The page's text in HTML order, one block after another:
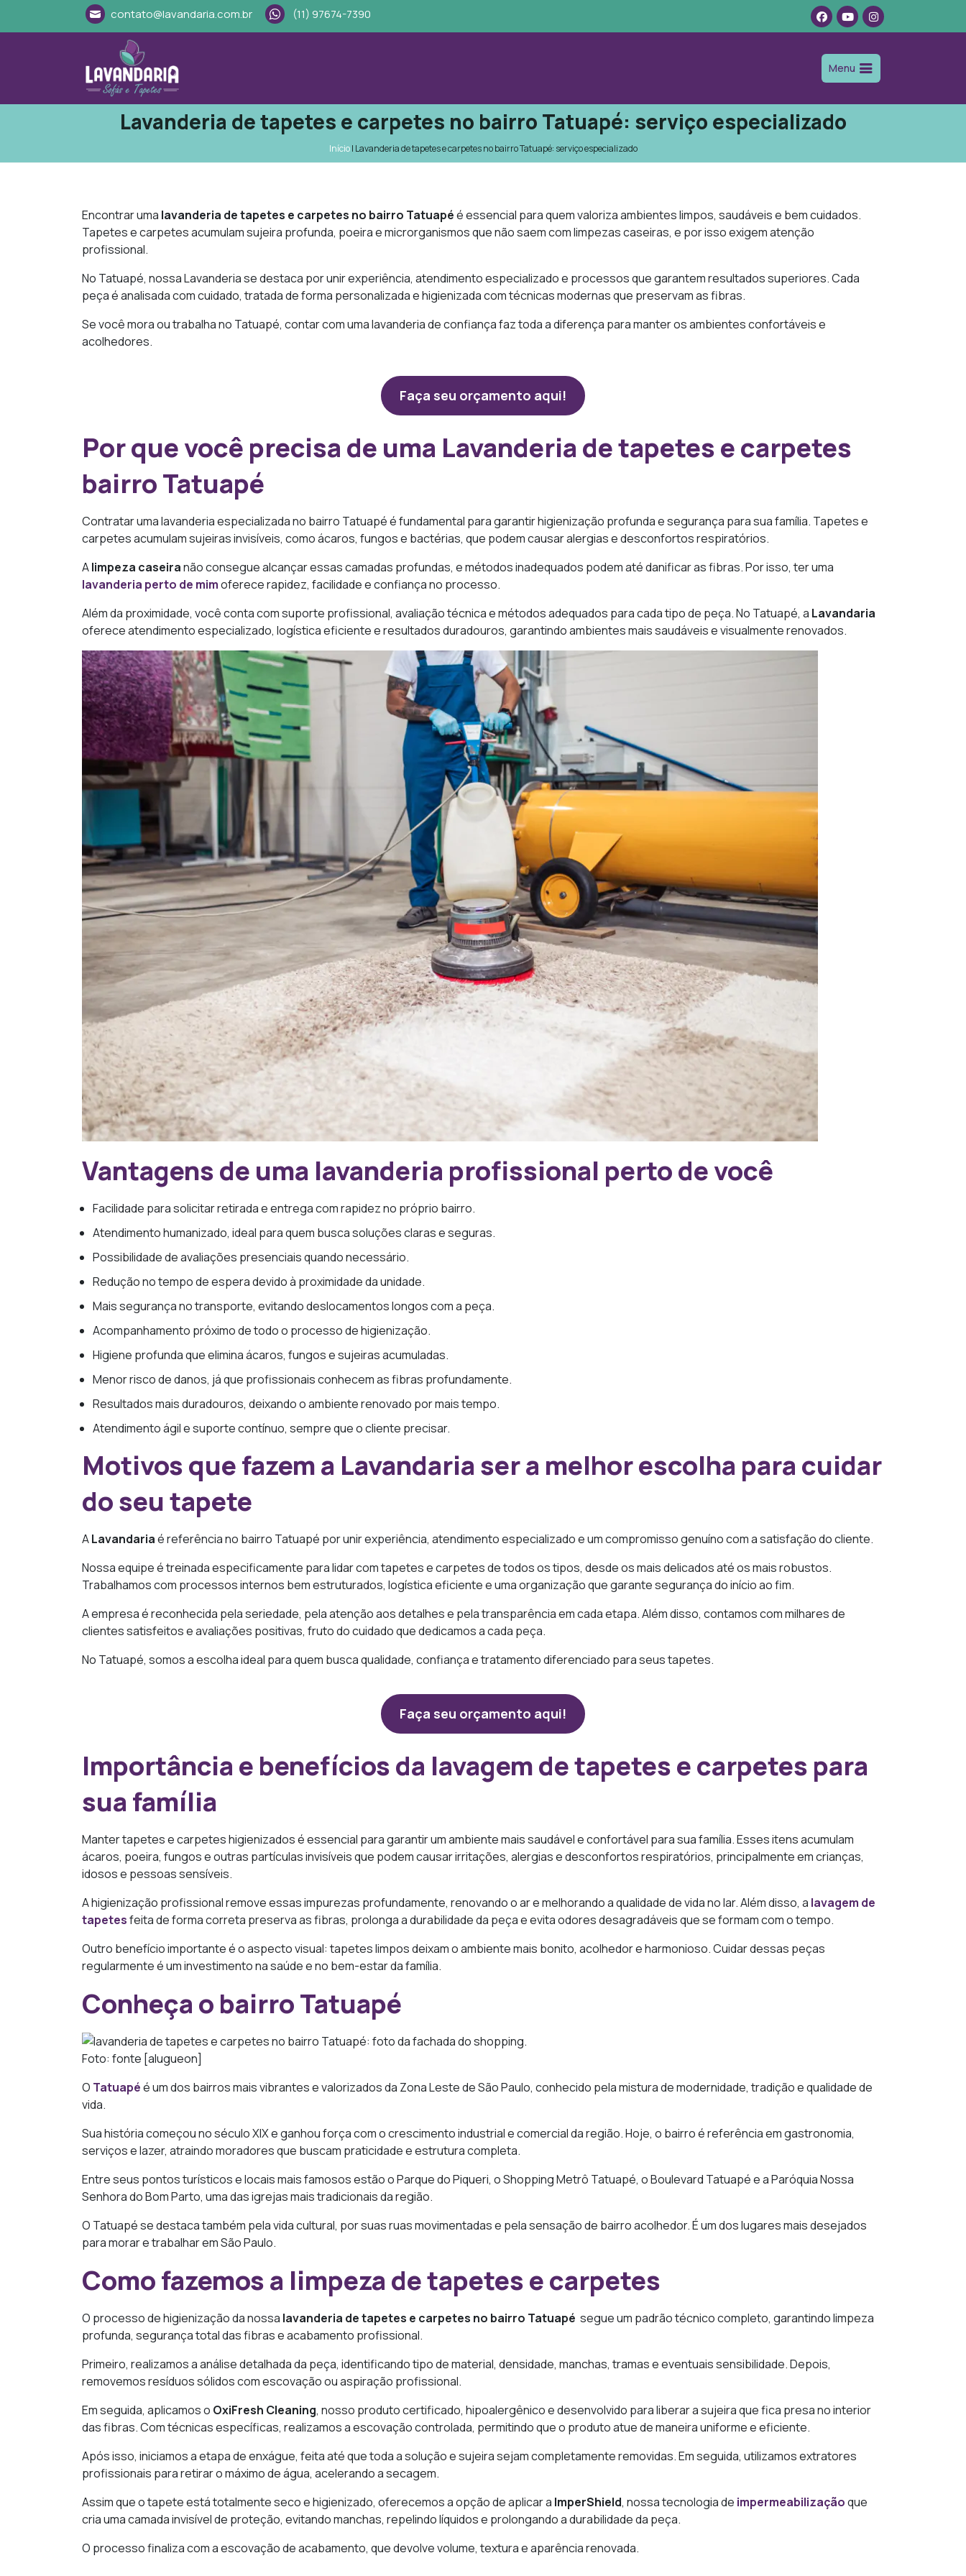
contato@lavandaria.com.br (11) 97674-7390
Menu
Lavanderia de tapetes e carpetes no bairro Tatuapé: serviço especializado
Início| Lavanderia de tapetes e carpetes no bairro Tatuapé: serviço especializado
Encontrar uma lavanderia de tapetes e carpetes no bairro Tatuapéé essencial para quem valoriza ambientes limpos, saudáveis e bem cuidados.
Tapetes e carpetes acumulam sujeira profunda, poeira e microrganismos que não saem com limpezas caseiras, e por isso exigem atenção
profissional.
No Tatuapé, nossa Lavanderia se destaca por unir experiência, atendimento especializado e processos que garantem resultados superiores. Cada
peça é analisada com cuidado, tratada de forma personalizada e higienizada com técnicas modernas que preservam as fibras.
Se você mora ou trabalha no Tatuapé, contar com uma lavanderia de confiança faz toda a diferença para manter os ambientes confortáveis e
acolhedores.
Faça seu orçamento aqui!
Por que você precisa de uma Lavanderia de tapetes e carpetes
bairro Tatuapé
Contratar uma lavanderia especializada no bairro Tatuapé é fundamental para garantir higienização profunda e segurança para sua família. Tapetes e
carpetes acumulam sujeiras invisíveis, como ácaros, fungos e bactérias, que podem causar alergias e desconfortos respiratórios.
Alimpeza caseiranão consegue alcançar essas camadas profundas, e métodos inadequados podem até danificar as fibras. Por isso, ter uma
lavanderia perto de mimoferece rapidez, facilidade e confiança no processo.
Além da proximidade, você conta com suporte profissional, avaliação técnica e métodos adequados para cada tipo de peça. No Tatuapé, a Lavandaria
oferece atendimento especializado, logística eficiente e resultados duradouros, garantindo ambientes mais saudáveis e visualmente renovados.
Vantagens de uma lavanderia profissional perto de você
Facilidade para solicitar retirada e entrega com rapidez no próprio bairro.
Atendimento humanizado, ideal para quem busca soluções claras e seguras.
Possibilidade de avaliações presenciais quando necessário.
Redução no tempo de espera devido à proximidade da unidade.
Mais segurança no transporte, evitando deslocamentos longos com a peça.
Acompanhamento próximo de todo o processo de higienização.
Higiene profunda que elimina ácaros, fungos e sujeiras acumuladas.
Menor risco de danos, já que profissionais conhecem as fibras profundamente.
Resultados mais duradouros, deixando o ambiente renovado por mais tempo.
Atendimento ágil e suporte contínuo, sempre que o cliente precisar.
Motivos que fazem a Lavandaria ser a melhor escolha para cuidar
do seu tapete
ALavandariaé referência no bairro Tatuapé por unir experiência, atendimento especializado e um compromisso genuíno com a satisfação do cliente.
Nossa equipe é treinada especificamente para lidar com tapetes e carpetes de todos os tipos, desde os mais delicados até os mais robustos.
Trabalhamos com processos internos bem estruturados, logística eficiente e uma organização que garante segurança do início ao fim.
A empresa é reconhecida pela seriedade, pela atenção aos detalhes e pela transparência em cada etapa. Além disso, contamos com milhares de
clientes satisfeitos e avaliações positivas, fruto do cuidado que dedicamos a cada peça.
No Tatuapé, somos a escolha ideal para quem busca qualidade, confiança e tratamento diferenciado para seus tapetes.
Faça seu orçamento aqui!
Importância e benefícios da lavagem de tapetes e carpetes para
sua família
Manter tapetes e carpetes higienizados é essencial para garantir um ambiente mais saudável e confortável para sua família. Esses itens acumulam
ácaros, poeira, fungos e outras partículas invisíveis que podem causar irritações, alergias e desconfortos respiratórios, principalmente em crianças,
idosos e pessoas sensíveis.
A higienização profissional remove essas impurezas profundamente, renovando o ar e melhorando a qualidade de vida no lar. Além disso, a lavagem de
tapetesfeita de forma correta preserva as fibras, prolonga a durabilidade da peça e evita odores desagradáveis que se formam com o tempo.
Outro benefício importante é o aspecto visual: tapetes limpos deixam o ambiente mais bonito, acolhedor e harmonioso. Cuidar dessas peças
regularmente é um investimento na saúde e no bem-estar da família.
Conheça o bairro Tatuapé
Foto: fonte [alugueon]
O Tatuapéé um dos bairros mais vibrantes e valorizados da Zona Leste de São Paulo, conhecido pela mistura de modernidade, tradição e qualidade de
vida.
Sua história começou no século XIX e ganhou força com o crescimento industrial e comercial da região. Hoje, o bairro é referência em gastronomia,
serviços e lazer, atraindo moradores que buscam praticidade e estrutura completa.
Entre seus pontos turísticos e locais mais famosos estão o Parque do Piqueri, o Shopping Metrô Tatuapé, o Boulevard Tatuapé e a Paróquia Nossa
Senhora do Bom Parto, uma das igrejas mais tradicionais da região.
O Tatuapé se destaca também pela vida cultural, por suas ruas movimentadas e pela sensação de bairro acolhedor. É um dos lugares mais desejados
para morar e trabalhar em São Paulo.
Como fazemos a limpeza de tapetes e carpetes
O processo de higienização da nossa lavanderia de tapetes e carpetes no bairro Tatuapé segue um padrão técnico completo, garantindo limpeza
profunda, segurança total das fibras e acabamento profissional.
Primeiro, realizamos a análise detalhada da peça, identificando tipo de material, densidade, manchas, tramas e eventuais sensibilidade. Depois,
removemos resíduos sólidos com escovação ou aspiração profissional.
Em seguida, aplicamos o OxiFresh Cleaning, nosso produto certificado, hipoalergênico e desenvolvido para liberar a sujeira que fica presa no interior
das fibras. Com técnicas específicas, realizamos a escovação controlada, permitindo que o produto atue de maneira uniforme e eficiente.
Após isso, iniciamos a etapa de enxágue, feita até que toda a solução e sujeira sejam completamente removidas. Em seguida, utilizamos extratores
profissionais para retirar o máximo de água, acelerando a secagem.
Assim que o tapete está totalmente seco e higienizado, oferecemos a opção de aplicar a ImperShield, nossa tecnologia de impermeabilizaçãoque
cria uma camada invisível de proteção, evitando manchas, repelindo líquidos e prolongando a durabilidade da peça.
O processo finaliza com a escovação de acabamento, que devolve volume, textura e aparência renovada.